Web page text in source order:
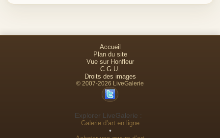
Accueil
Plan du site
Vue sur Honfleur
C.G.U.
Droits des images
© 2007-2026 LiveGalerie
Explorer LiveGalerie :
Galerie d’art en ligne
•